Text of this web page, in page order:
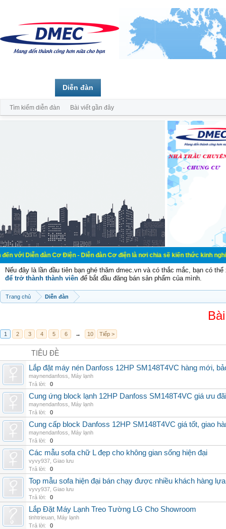
đàn Cơ Điện - Diễn đàn Cơ điện là nơi chia sẽ kiến thức kinh nghiệm
Nếu đây là lần đầu tiên bạn ghé thăm dmec.vn và có thắc mắc, bạn có
để trở thành thành viên để bắt đầu đăng bán sản phẩm của mình.
Trang chủ Diễn đàn
1 2 3 4 5 6 → 10 Tiếp >
TIÊU ĐỀ
Lắp đặt máy nén Danfoss 12HP SM148T4VC hàng mới,
maynendanfoss
Máy lạnh
Trả lời:
0
Cung ứng block lạnh 12HP Danfoss SM148T4VC giá ưu
maynendanfoss
Máy lạnh
Trả lời:
0
Cung cấp block Danfoss 12HP SM148T4VC giá tốt, giao
maynendanfoss
Máy lạnh
Trả lời:
0
Các mẫu sofa chữ L đẹp cho không gian sống hiện đại
vyvy937 Giao lưu
Trả lời:
0
Top mẫu sofa hiện đại bán chạy được nhiều khách hàng
vyvy937 Giao lưu
Trả lời:
0
Lắp Đặt Máy Lạnh Treo Tường LG Cho Showroom
tinhtrieuan Máy lạnh
Trả lời:
0
Diễn đàn
Tìm kiếm diễn đàn Bài viết gần đây